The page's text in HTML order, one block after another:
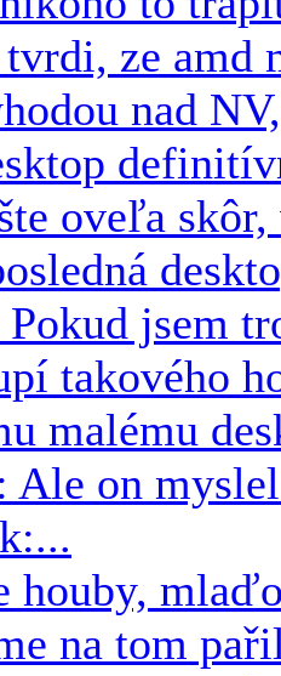
tvrdi, ze
nad
oveľa
Pokud jsem
takového
malému
Ale on
houby,
na tom